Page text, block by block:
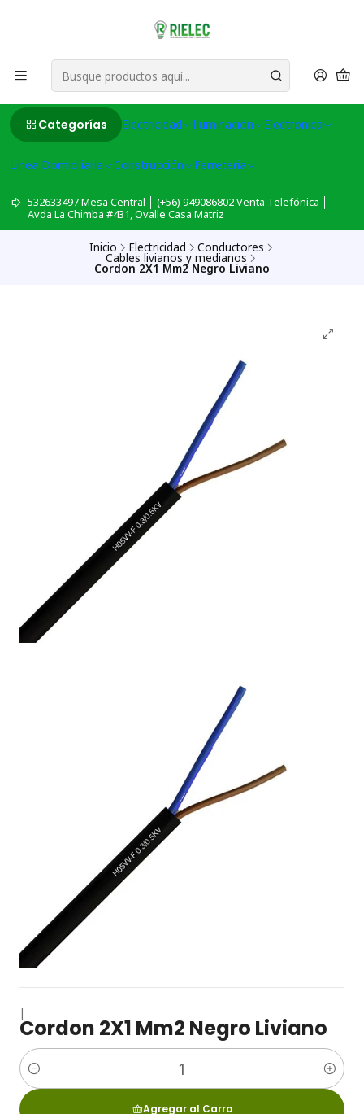
Categorías Electricidad Iluminación Electronica
Linea Domiciliaria Construcción Ferreteria
532633497 Mesa Central │ (+56) 949086802 Venta Telefónica │
Avda La Chimba #431, Ovalle Casa Matriz
Inicio Electricidad Conductores
Cables livianos y medianos
Cordon 2X1 Mm2 Negro Liviano
|
Cordon 2X1 Mm2 Negro Liviano
Cantidad
Agregar al Carro